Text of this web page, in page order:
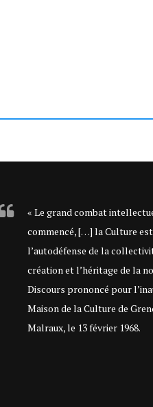
« Le grand combat
commencé, […] la Culture est
l’autodéfense de la
création et l’héritage de la
Discours prononcé pour
Maison de la Culture de
Malraux, le 13 février 1968.